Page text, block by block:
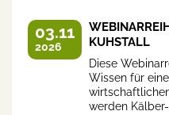
03.11
2026
KUHSTALL
Diese
Wissen für
werden